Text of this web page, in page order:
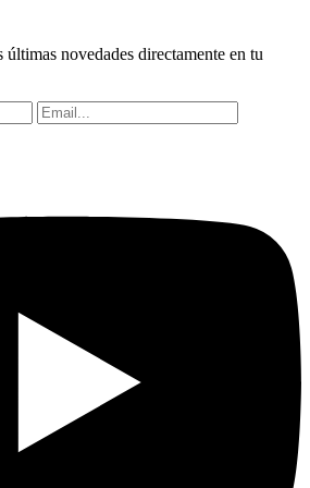
novedades directamente en tu